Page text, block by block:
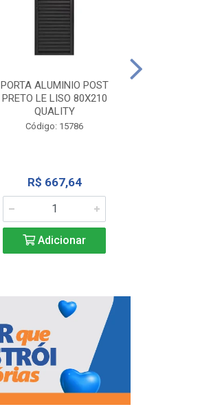
PORTA ALUMINIO POST
PRETO LE LISO 80X210
QUALITY
Código: 15786
R$ 667,64
Adicionar